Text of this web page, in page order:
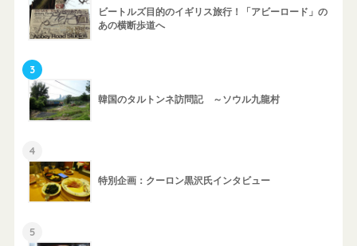
ビートルズ目的のイギリス旅行！「アビーロード」の
あの横断歩道へ
3
韓国のタルトンネ訪問記 ～ソウル九龍村
4
特別企画：クーロン黒沢氏インタビュー
5